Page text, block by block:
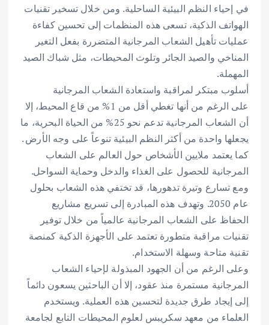
في إحياء النظم البيئية الساحلية. ومن خلال تسخير تقنيات
الهواتف الذكية، تسعى هذه المنظمات إلى تحسين كفاءة
عمليات تأهيل الشعاب المرجانية المتضررة بفعل التغير
المناخي والصيد الجائر وتلوث المحيطات، مثل شباك الصيد
المهملة.
أسلوب مبتكر لمراقبة واستعادة الشعاب المرجانية
على الرغم من أنها تغطي أقل من 1% من قاع المحيط، إلا
أن الشعاب المرجانية تدعم نحو 25% من الحياة البحرية، ما
يجعلها واحدة من أكثر النظم البيئية تنوعاً على وجه الأرض .
كما يعتمد ملايين الأشخاص حول العالم على الشعاب
المرجانية للحصول على الغذاء والدخل وحماية السواحل.
ومع تسارع وتيرة تدهورها، قد تختفي هذه الشعاب بحلول
عام 2050. وتهدف هذه المبادرة إلى تسريع مشاريع
الحفاظ على الشعاب المرجانية عالمياً من خلال توفير
تقنيات مراقبة متطورة تعتمد على الأجهزة الذكية كمنصة
تقنية متاحة وسهلة الاستخدام.
وعلى الرغم من أن الجهود المبذولة لإحياء الشعاب
المرجانية مستمرة منذ عقود، إلا أن الباحثين يسعون دائماً
إلى إيجاد طرق جديدة لتحسين هذه العملية. ويستخدم
العلماء من معهد سكريبس لعلوم المحيطات التابع لجامعة